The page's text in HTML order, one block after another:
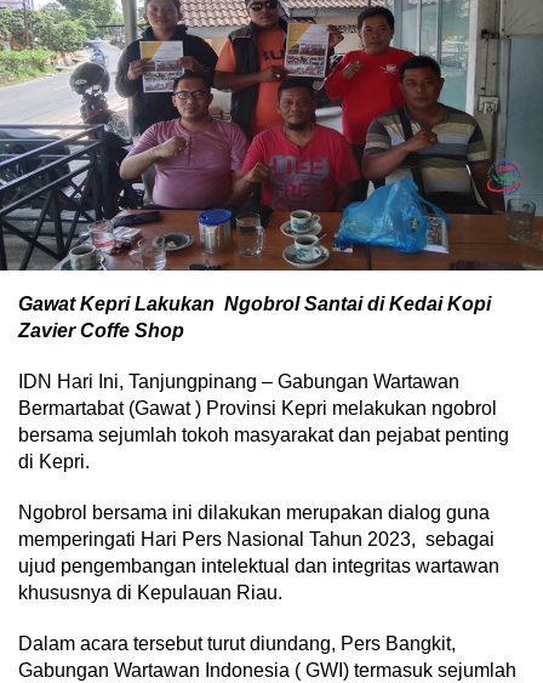
Gawat Kepri Lakukan Ngobrol Santai di Kedai Kopi
Zavier Coffe Shop
IDN Hari Ini, Tanjungpinang – Gabungan Wartawan
Bermartabat (Gawat ) Provinsi Kepri melakukan ngobrol
bersama sejumlah tokoh masyarakat dan pejabat penting
di Kepri.
Ngobrol bersama ini dilakukan merupakan dialog guna
memperingati Hari Pers Nasional Tahun 2023, sebagai
ujud pengembangan intelektual dan integritas wartawan
khususnya di Kepulauan Riau.
Dalam acara tersebut turut diundang, Pers Bangkit,
Gabungan Wartawan Indonesia ( GWI) termasuk sejumlah